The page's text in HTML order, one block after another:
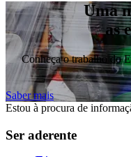
Uma
as
Conheça o trabalho do
Saber mais
Estou à procura de
Ser aderente